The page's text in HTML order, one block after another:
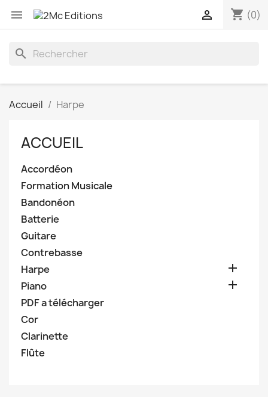
 shopping_cart (0)

search
Accueil Harpe
ACCUEIL
Accordéon
Formation Musicale
Bandonéon
Batterie
Guitare
Contrebasse
Harpe

Piano 
PDF a télécharger
Cor
Clarinette
Flûte